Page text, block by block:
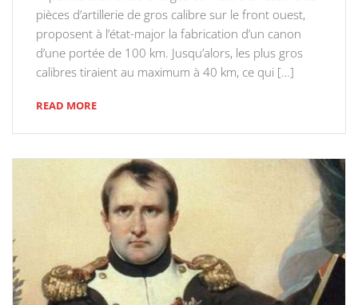
pièces d’artillerie de gros calibre sur le front ouest,
proposent à l’état-major la fabrication d’un canon
d’une portée de 100 km. Jusqu’alors, les plus gros
calibres tiraient au maximum à 40 km, ce qui […]
READ MORE